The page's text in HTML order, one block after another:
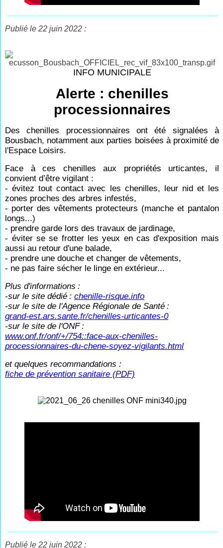
Publié le 22 juin 2022 :
INFO MUNICIPALE
Alerte : chenilles
processionnaires
Des chenilles processionnaires ont été signalées à
Bousbach, notamment aux parties boisées à proximité de
l'Espace Loisirs.
Face à ces chenilles aux propriétés urticantes, il
convient d’être vigilant :
- évitez tout contact avec les chenilles, leur nid et les
zones proches des arbres infestés,
- porter des vêtements protecteurs (manche et pantalon
longs...)
- prendre garde lors des travaux de jardinage,
- éviter se se frotter les yeux en cas d'exposition mais
aussi au retour d'une balade,
- prendre une douche et changer de vêtements,
- ne pas faire sécher le linge en extérieur...
Plus d'informations :
-sur le site dédié :chenille-risque.info
-sur le site de l'Agence Régionale de Santé :
grand-est.ars.sante.fr/chenilles-urticantes-0
-sur le site de l'ONF :
www.onf.fr/onf/+/754::face-aux-chenilles-
processionnaires-du-chene-soyez-vigilants.html
et quelques recommandations :
fiche de prévention sanitaire (PDF)
Publié le 22 juin 2022 :